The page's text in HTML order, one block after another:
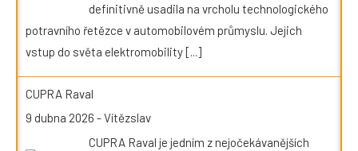
definitivně usadila na vrcholu technologického
potravního řetězce v automobilovém průmyslu. Jejich
vstup do světa elektromobility[...]
CUPRA Raval
9 dubna 2026 -Vítězslav
CUPRA Raval je jedním z nejočekávanějších